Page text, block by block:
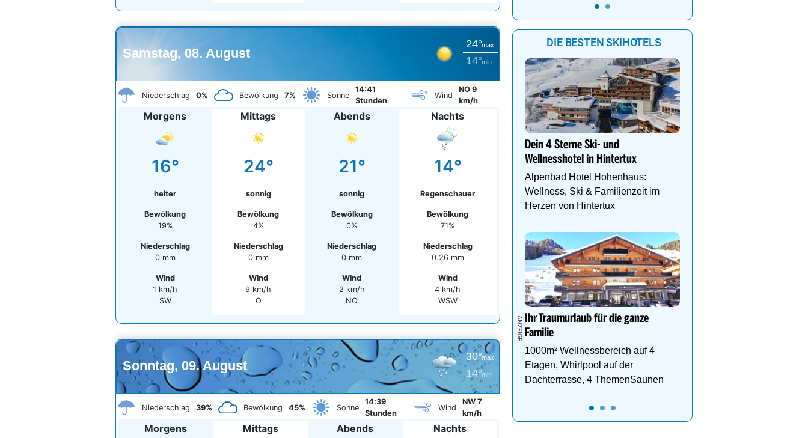
Samstag, 08. August
24°max
14°min
Niederschlag 0% Bewölkung 7% Sonne
14:41
Stunden
Wind
NO 9
km/h
Morgens
16°
heiter
Bewölkung
19%
Niederschlag
0 mm
Wind
1 km/h
SW
Mittags
24°
sonnig
Bewölkung
4%
Niederschlag
0 mm
Wind
9 km/h
O
Abends
21°
sonnig
Bewölkung
0%
Niederschlag
0 mm
Wind
2 km/h
NO
Nachts
14°
Regenschauer
Bewölkung
71%
Niederschlag
0.26 mm
Wind
4 km/h
WSW
Sonntag, 09. August
30°max
14°min
Niederschlag 39% Bewölkung 45% Sonne
14:39
Stunden
Wind
NW 7
km/h
Morgens Mittags Abends Nachts
DIE BESTEN SKIHOTELS
Dein 4 Sterne Ski- und
Wellnesshotel in Hintertux
Alpenbad Hotel Hohenhaus:
Wellness, Ski & Familienzeit im
Herzen von Hintertux
Ihr Traumurlaub für die ganze
Familie
1000m² Wellnessbereich auf 4
Etagen, Whirlpool auf der
Dachterrasse, 4 ThemenSaunen